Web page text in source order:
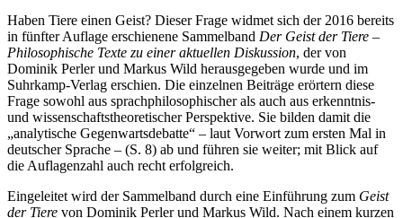
Haben Tiere einen Geist? Dieser Frage widmet sich der 2016 bereits
in fünfter Auflage erschienene Sammelband Der Geist der Tiere –
Philosophische Texte zu einer aktuellen Diskussion, der von
Dominik Perler und Markus Wild herausgegeben wurde und im
Suhrkamp-Verlag erschien. Die einzelnen Beiträge erörtern diese
Frage sowohl aus sprachphilosophischer als auch aus erkenntnis-
und wissenschaftstheoretischer Perspektive. Sie bilden damit die
„analytische Gegenwartsdebatte“ – laut Vorwort zum ersten Mal in
deutscher Sprache – (S. 8) ab und führen sie weiter; mit Blick auf
die Auflagenzahl auch recht erfolgreich.
Eingeleitet wird der Sammelband durch eine Einführung zum Geist
der Tiere von Dominik Perler und Markus Wild. Nach einem kurzen